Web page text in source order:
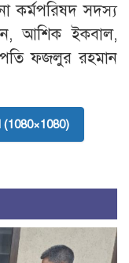
কর্মপরিষদ সদস্য
আশিক ইকবাল,
ফজলুর রহমান